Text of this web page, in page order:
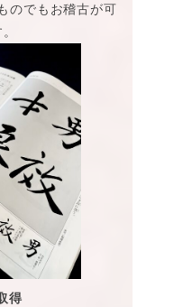
のでもお稽古が可
得